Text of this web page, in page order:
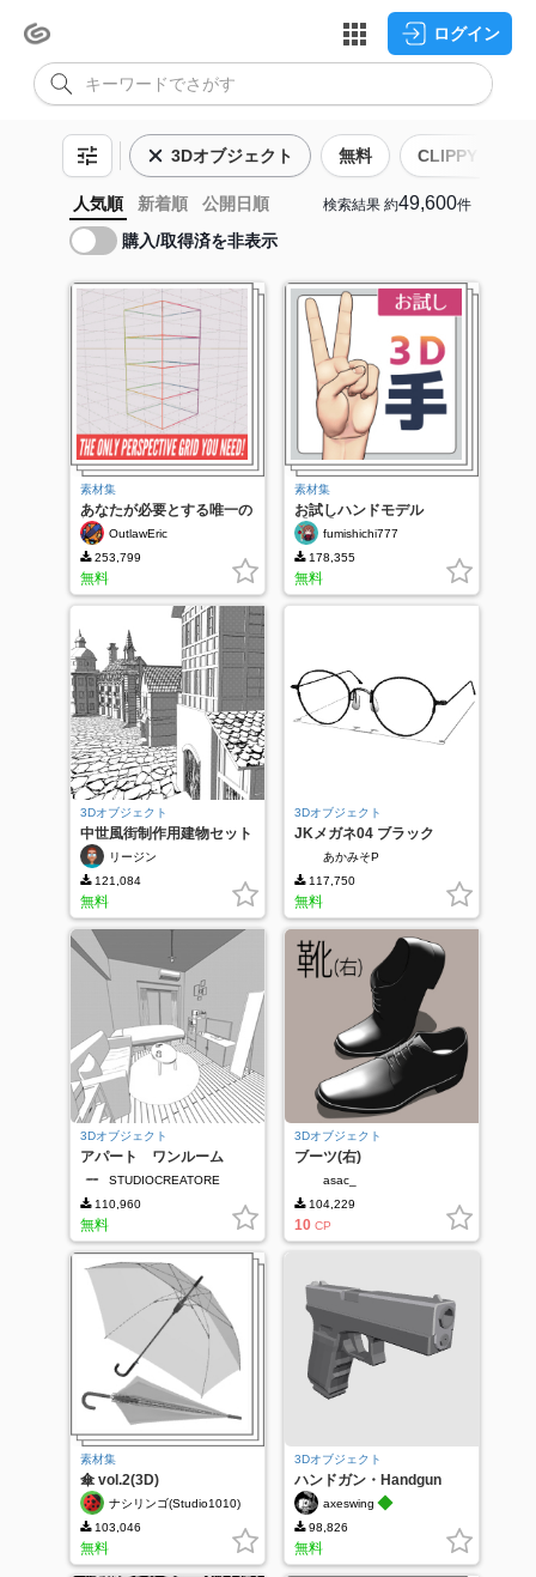
ログイン
3Dオブジェクト 無料 CLIPPY
人気順 新着順
公開日順
購入/取得済を非表示
検索結果 約49,600件
素材集
あなたが必要とする唯一の
視点グリッド!
OutlawEric
253,799
無料
素材集
お試しハンドモデル
【3D】fumishichi777
178,355
無料
3Dオブジェクト
中世風街制作用建物セット
リージン
121,084
無料
3Dオブジェクト
JKメガネ04 ブラック
あかみそP
117,750
無料
3Dオブジェクト
アパート ワンルーム
STUDIOCREATORE
110,960
無料
3Dオブジェクト
ブーツ(右)
asac_
104,229
10 CP
素材集
傘 vol.2(3D)
ナシリンゴ(Studio1010)
103,046
無料
3Dオブジェクト
ハンドガン・Handgun
axeswing ◆
98,826
無料